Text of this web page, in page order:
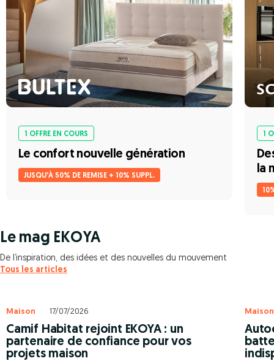
1 OFFRE EN COURS
Le confort nouvelle génération
JUSQU'À 50% DE REMISE + 10% SUPPL.
1
la
Le mag EKOYA
De l’inspiration, des idées et des nouvelles du mouvement
Tous les articles
Maison 17/07/2026
Camif Habitat rejoint EKOYA : un
partenaire de confiance pour vos
projets maison
Maison